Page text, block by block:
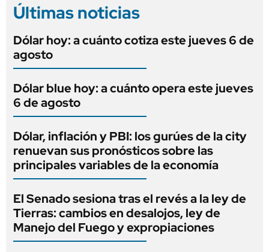
Últimas noticias
Dólar hoy: a cuánto cotiza este jueves 6 de
agosto
Dólar blue hoy: a cuánto opera este jueves
6 de agosto
Dólar, inflación y PBI: los gurúes de la city
renuevan sus pronósticos sobre las
principales variables de la economía
El Senado sesiona tras el revés a la ley de
Tierras: cambios en desalojos, ley de
Manejo del Fuego y expropiaciones